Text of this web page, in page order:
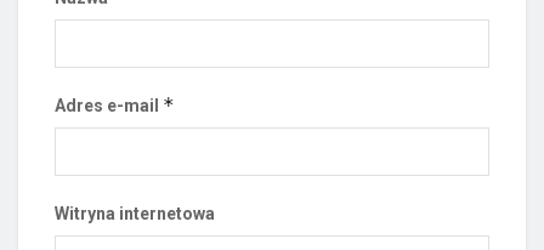
Adres e-mail *
Witryna internetowa